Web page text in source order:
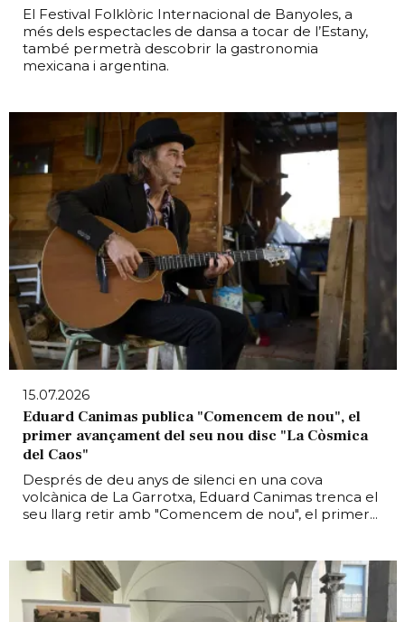
El Festival Folklòric Internacional de Banyoles, a
més dels espectacles de dansa a tocar de l’Estany,
també permetrà descobrir la gastronomia
mexicana i argentina.
15.07.2026
Eduard Canimas publica "Comencem de nou", el
primer avançament del seu nou disc "La Còsmica
del Caos"
Després de deu anys de silenci en una cova
volcànica de La Garrotxa, Eduard Canimas trenca el
seu llarg retir amb "Comencem de nou", el primer...